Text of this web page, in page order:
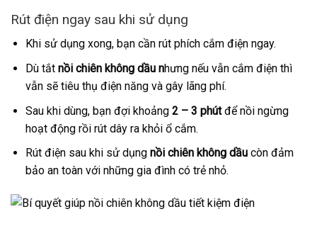
Rút điện ngay sau khi sử dụng
Khi sử dụng xong, bạn cần rút phích cắm điện ngay.
Dù tắt nồi chiên không dầu nhưng nếu vẫn cắm điện thì
vẫn sẽ tiêu thụ điện năng và gây lãng phí.
Sau khi dùng, bạn đợi khoảng 2 – 3 phútđể nồi ngừng
hoạt động rồi rút dây ra khỏi ổ cắm.
Rút điện sau khi sử dụng nồi chiên không dầucòn đảm
bảo an toàn với những gia đình có trẻ nhỏ.